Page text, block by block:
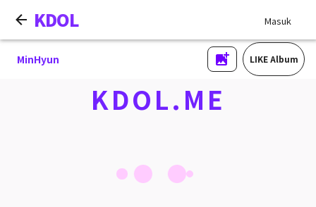
KDOL Masuk
MinHyun LIKE Album
KDOL.ME